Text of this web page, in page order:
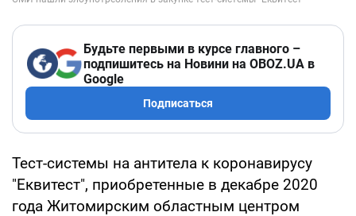
Будьте первыми в курсе главного –
подпишитесь на Новини на OBOZ.UA в
Google
Подписаться
Тест-системы на антитела к коронавирусу
"Еквитест", приобретенные в декабре 2020
года Житомирским областным центром